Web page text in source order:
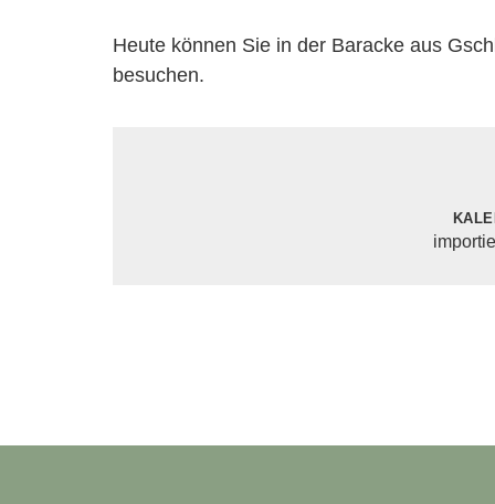
Heute können Sie in der Baracke aus
besuchen.